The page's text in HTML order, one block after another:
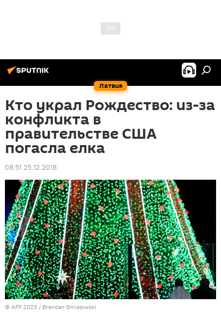
Латвия
Кто украл Рождество: из-за
конфликта в
правительстве США
погасла елка
08:51 25.12.2018
© AFP 2023 / Brendan Smialowski